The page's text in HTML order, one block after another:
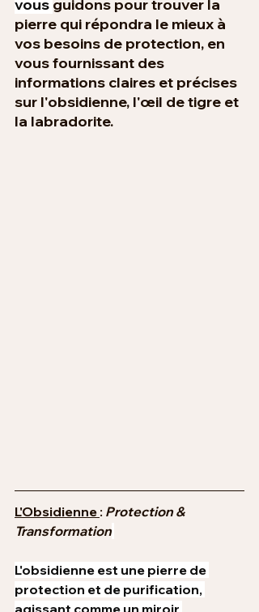
vous guidons pour trouver la
pierre qui répondra le mieux à
vos besoins de protection, en
vous fournissant des
informations claires et précises
sur l'obsidienne, l'œil de tigre et
la labradorite.
L'Obsidienne : Protection &
Transformation
L'obsidienne est une pierre de
protection et de purification,